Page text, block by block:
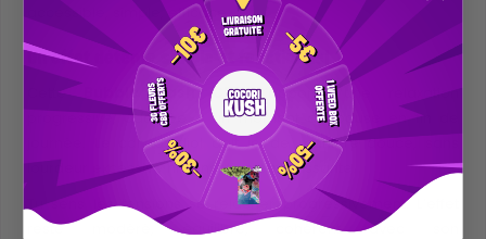
accessible, simple, efficace.
Un effet détente simple et fonctionnel
CetteBubble Hash CBDt’apporte une relaxation
progressive, adaptée à un moment de pause en fin de
journée. Le cannabidiol agit ici de manière douce, sans
lourdeur excessive ni sensation envahissante.
Tu sens les tensions se relâcher progressivement. L’effet
reste modéré, équilibré, cohérent avec son